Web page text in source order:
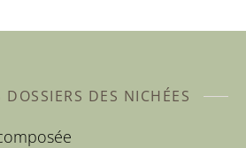
DOSSIERS DES NICHÉES